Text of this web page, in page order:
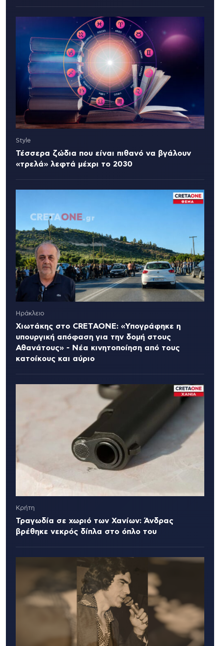
Style
Τέσσερα ζώδια που είναι πιθανό να βγάλουν
«τρελά» λεφτά μέχρι το 2030
Ηράκλειο
Χιωτάκης στο CRETAONE: «Υπογράφηκε η
υπουργική απόφαση για την δομή στους
Αθανάτους» - Νέα κινητοποίηση από τους
κατοίκους και αύριο
Κρήτη
Τραγωδία σε χωριό των Χανίων: Άνδρας
βρέθηκε νεκρός δίπλα στο όπλο του